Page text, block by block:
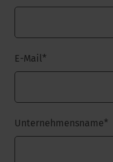
E-Mail*
Unternehmensname*